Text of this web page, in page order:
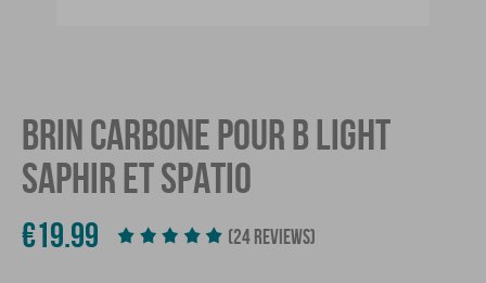
BRIN CARBONE POUR B LIGHT
SAPHIR ET SPATIO
€19.99 (24 REVIEWS)